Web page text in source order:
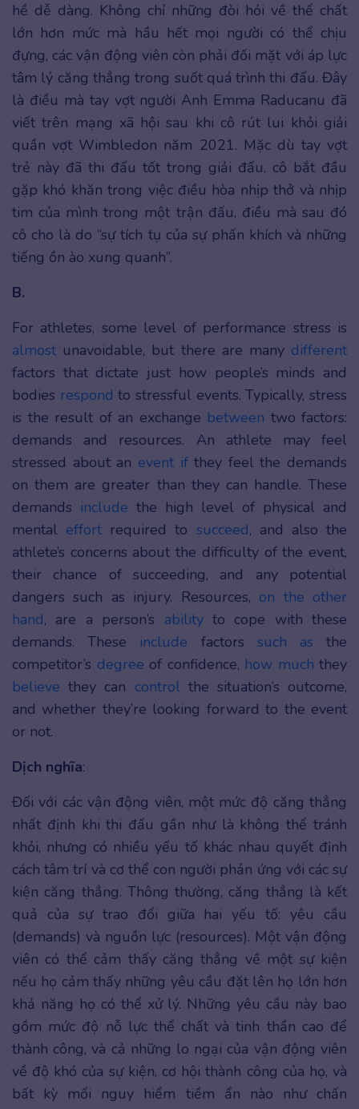
hề dễ dàng. Không chỉ những đòi hỏi về thể chất
lớn hơn mức mà hầu hết mọi người có thể chịu
đựng, các vận động viên còn phải đối mặt với áp lực
tâm lý căng thẳng trong suốt quá trình thi đấu. Đây
là điều mà tay vợt người Anh Emma Raducanu đã
viết trên mạng xã hội sau khi cô rút lui khỏi giải
quần vợt Wimbledon năm 2021. Mặc dù tay vợt
trẻ này đã thi đấu tốt trong giải đấu, cô bắt đầu
gặp khó khăn trong việc điều hòa nhịp thở và nhịp
tim của mình trong một trận đấu, điều mà sau đó
cô cho là do “sự tích tụ của sự phấn khích và những
tiếng ồn ào xung quanh”.
B.
For athletes, some level of performance stress is
almost unavoidable, but there are many different
factors that dictate just how people’s minds and
bodies respond to stressful events. Typically, stress
is the result of an exchange between two factors:
demands and resources. An athlete may feel
stressed about an event ifthey feel the demands
on them are greater than they can handle. These
demands include the high level of physical and
mental effort required to succeed, and also the
athlete’s concerns about the difficulty of the event,
their chance of succeeding, and any potential
dangers such as injury. Resources, on the other
hand, are a person’s abilityto cope with these
demands. These include factors such as the
competitor’s degree of confidence, how much they
believe they can controlthe situation’s outcome,
and whether they’re looking forward to the event
or not.
Dịch nghĩa:
Đối với các vận động viên, một mức độ căng thẳng
nhất định khi thi đấu gần như là không thể tránh
khỏi, nhưng có nhiều yếu tố khác nhau quyết định
cách tâm trí và cơ thể con người phản ứng với các sự
kiện căng thẳng. Thông thường, căng thẳng là kết
quả của sự trao đổi giữa hai yếu tố: yêu cầu
(demands) và nguồn lực (resources). Một vận động
viên có thể cảm thấy căng thẳng về một sự kiện
nếu họ cảm thấy những yêu cầu đặt lên họ lớn hơn
khả năng họ có thể xử lý. Những yêu cầu này bao
gồm mức độ nỗ lực thể chất và tinh thần cao để
thành công, và cả những lo ngại của vận động viên
về độ khó của sự kiện, cơ hội thành công của họ, và
bất kỳ mối nguy hiểm tiềm ẩn nào như chấn